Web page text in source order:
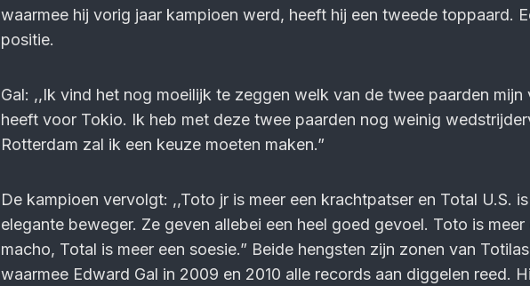
waarmee hij vorig jaar kampioen werd, heeft hij een tweede toppaard.
positie.
Gal: ,,Ik vind het nog moeilijk te zeggen welk van de twee paarden mijn
heeft voor Tokio. Ik heb met deze twee paarden nog weinig
Rotterdam zal ik een keuze moeten maken.”
De kampioen vervolgt: ,,Toto jr is meer een krachtpatser en Total U.S.
elegante beweger. Ze geven allebei een heel goed gevoel. Toto is meer
macho, Total is meer een soesie.” Beide hengsten zijn zonen van
waarmee Edward Gal in 2009 en 2010 alle records aan diggelen reed.